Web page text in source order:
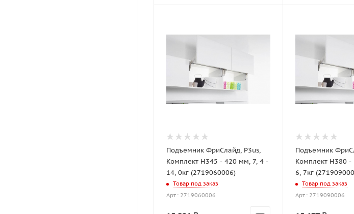
Подъемник ФриСлайд, P3us,
Комплект H345 - 420 мм, 7, 4 -
14, 0кг (2719060006)
Товар под заказ
Арт.: 2719060006
Подъемник
Комплект H380
6, 7кг
Товар под заказ
Арт.: 2719090006